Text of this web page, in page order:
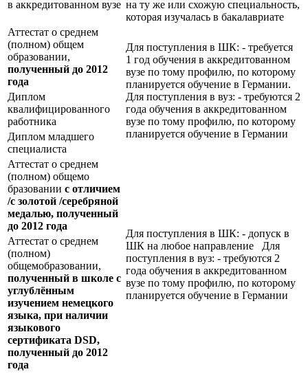
в аккредитованном вузе на ту же или схожую специальность,
которая изучалась в бакалавриате
Аттестат о среднем
(полном) общем
образовании,
полученный до 2012
года
Для поступления в ШК: - требуется
1 год обучения в аккредитованном
вузе по тому профилю, по которому
планируется обучение в Германии.
Для поступления в вуз: - требуются 2
года обучения в аккредитованном
вузе по тому профилю, по которому
планируется обучение в Германии
Диплом
квалифицированного
работника
Диплом младшего
специалиста
Аттестат о среднем
(полном) общемо
бразовании с отличием
/с золотой /серебряной
медалью, полученный
до 2012 года
Для поступления в ШК: - допуск в
ШК на любое направление Для
поступления в вуз: - требуются 2
года обучения в аккредитованном
вузе по тому профилю, по которому
планируется обучение в Германии
Аттестат о среднем
(полном)
общемобразовании,
полученный в школе с
углублённым
изучением немецкого
языка, при наличии
языкового
сертификата DSD,
полученный до 2012
года